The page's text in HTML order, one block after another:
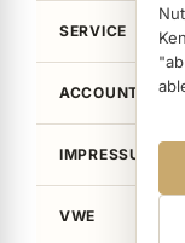
SERVICE
ACCOUNT
IMPRESSUM /
VWE